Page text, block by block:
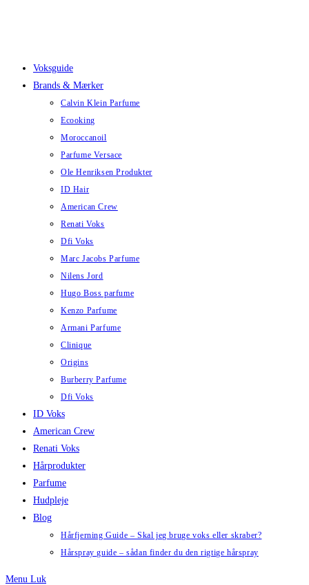
Voksguide
Brands & Mærker
Calvin Klein Parfume
Ecooking
Moroccanoil
Parfume Versace
Ole Henriksen Produkter
ID Hair
American Crew
Renati Voks
Dfi Voks
Marc Jacobs Parfume
Nilens Jord
Hugo Boss parfume
Kenzo Parfume
Armani Parfume
Clinique
Origins
Burberry Parfume
Dfi Voks
ID Voks
American Crew
Renati Voks
Hårprodukter
Parfume
Hudpleje
Blog
Hårfjerning Guide – Skal jeg bruge voks eller skraber?
Hårspray guide – sådan finder du den rigtige hårspray
Menu Luk